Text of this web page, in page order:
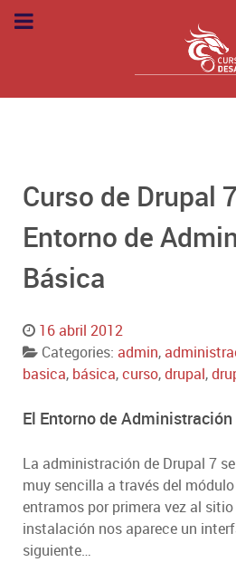
Curso de Drupal
Entorno de
Básica
16 abril 2012
Categories: admin,
basica, básica,curso,drupal,
El Entorno de Administración
La administración de Drupal 7
muy sencilla a través del
entramos por primera vez al sitio
instalación nos aparece un
siguiente…